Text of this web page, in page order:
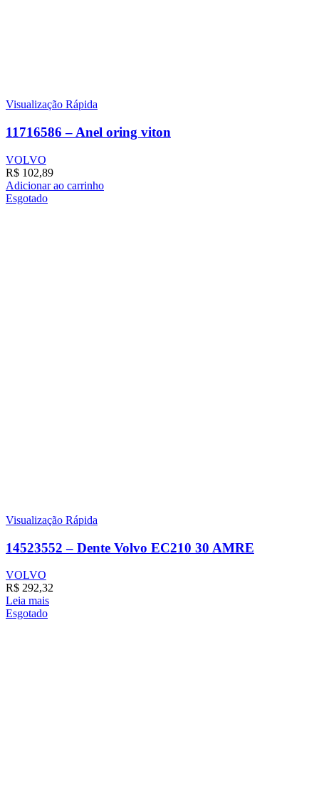
Visualização Rápida
11716586 – Anel oring viton
VOLVO
R$ 102,89
Adicionar ao carrinho
Esgotado
Visualização Rápida
14523552 – Dente Volvo EC210 30 AMRE
VOLVO
R$ 292,32
Leia mais
Esgotado